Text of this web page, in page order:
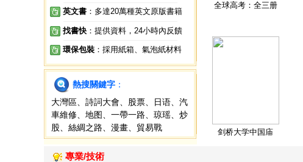
英文書 ：多達20萬種英文原版書籍
找書快 ：提供資料，24小時內反饋
環保包裝 ：採用紙箱、氣泡紙材料
熱搜關鍵字 ：
大灣區
詩詞大會 股票 日语
汽
車維修
地图 一帶一路 琼瑶
炒
股
絲綢之路 漫畫 貿易戰
全球高考：全三册
剑桥大学中国庙
專業/技術